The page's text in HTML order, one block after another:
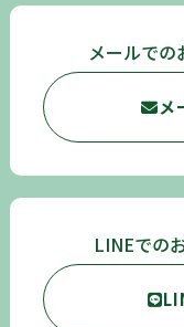
メールでの
メ
LINEでの